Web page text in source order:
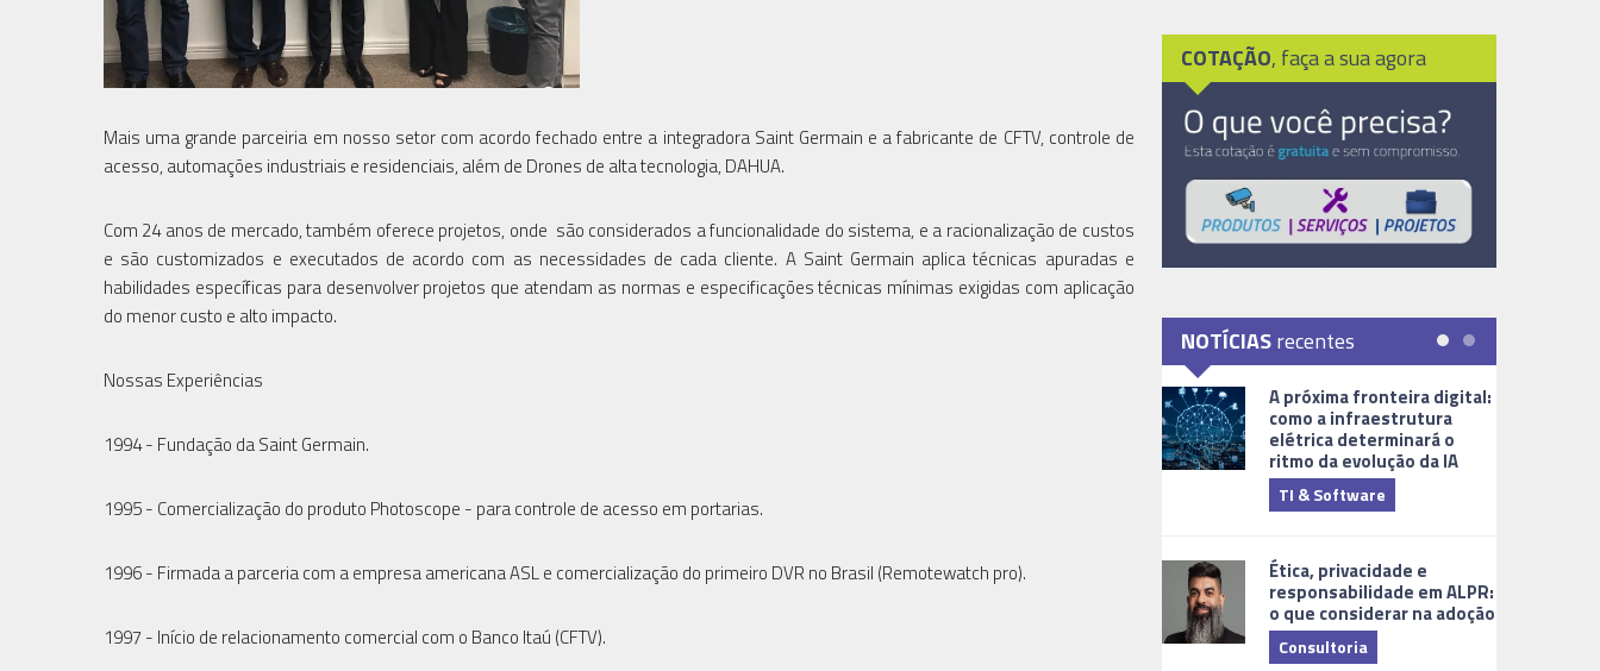
Mais uma grande parceiria em nosso setor com acordo fechado entre a integradora Saint Germain e a fabricante de CFTV, controle de
acesso, automações industriais e residenciais, além de Drones de alta tecnologia, DAHUA.
Com 24 anos de mercado, também oferece projetos, onde são considerados a funcionalidade do sistema, e a racionalização de custos
e são customizados e executados de acordo com as necessidades de cada cliente. A Saint Germain aplica técnicas apuradas e
habilidades específicas para desenvolver projetos que atendam as normas e especificações técnicas mínimas exigidas com aplicação
do menor custo e alto impacto.
Nossas Experiências
1994 - Fundação da Saint Germain.
1995 - Comercialização do produto Photoscope - para controle de acesso em portarias.
1996 - Firmada a parceria com a empresa americana ASL e comercialização do primeiro DVR no Brasil (Remotewatch pro).
1997 - Início de relacionamento comercial com o Banco Itaú (CFTV).
COTAÇÃO, faça a sua agora
NOTÍCIASrecentes
A próxima fronteira digital:
como a infraestrutura
elétrica determinará o
ritmo da evolução da IA
TI & Software
Ética, privacidade e
responsabilidade em ALPR:
o que considerar na adoção
Consultoria